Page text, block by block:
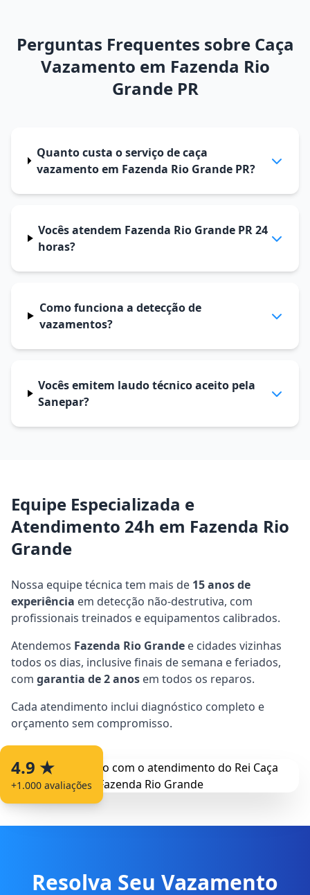
Perguntas Frequentes sobre Caça
Vazamento em Fazenda Rio
Grande PR
Quanto custa o serviço de caça
vazamento em Fazenda Rio Grande PR?
Vocês atendem Fazenda Rio Grande PR 24
horas?
Como funciona a detecção de
vazamentos?
Vocês emitem laudo técnico aceito pela
Sanepar?
4.9 ★
+1.000 avaliações
Equipe Especializada e
Atendimento 24h em Fazenda Rio
Grande
Nossa equipe técnica tem mais de 15 anos de
experiência em detecção não-destrutiva, com
profissionais treinados e equipamentos calibrados.
Atendemos Fazenda Rio Grande e cidades vizinhas
todos os dias, inclusive finais de semana e feriados,
com garantia de 2 anos em todos os reparos.
Cada atendimento inclui diagnóstico completo e
orçamento sem compromisso.
Resolva Seu Vazamento